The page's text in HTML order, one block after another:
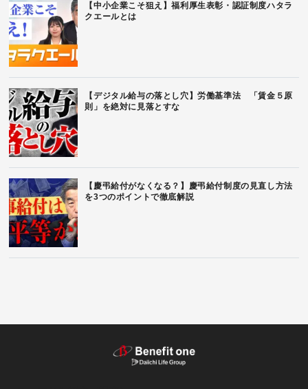
【中小企業こそ狙え】福利厚生表彰・認証制度ハタラ
クエールとは
【デジタル給与の落とし穴】労働基準法 「賃金５原
則」を絶対に見落とすな
【慶弔給付がなくなる？】慶弔給付制度の見直し方法
を3つのポイントで徹底解説